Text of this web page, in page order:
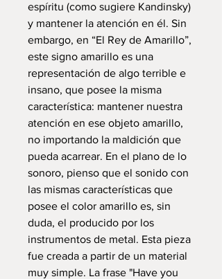
espíritu (como sugiere Kandinsky)
y mantener la atención en él. Sin
embargo, en “El Rey de Amarillo”,
este signo amarillo es una
representación de algo terrible e
insano, que posee la misma
característica: mantener nuestra
atención en ese objeto amarillo,
no importando la maldición que
pueda acarrear. En el plano de lo
sonoro, pienso que el sonido con
las mismas características que
posee el color amarillo es, sin
duda, el producido por los
instrumentos de metal. Esta pieza
fue creada a partir de un material
muy simple. La frase "Have you